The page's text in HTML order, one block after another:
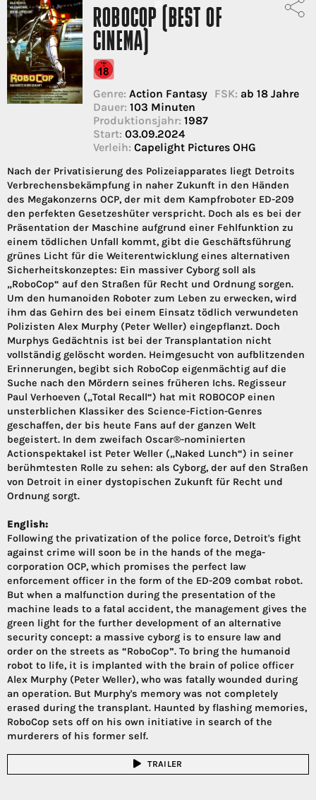
ROBOCOP (BEST OF
CINEMA)
Genre: Action Fantasy FSK: ab 18 Jahre
Dauer: 103 Minuten
Produktionsjahr: 1987
Start: 03.09.2024
Verleih: Capelight Pictures OHG
Nach der Privatisierung des Polizeiapparates liegt Detroits
Verbrechensbekämpfung in naher Zukunft in den Händen
des Megakonzerns OCP, der mit dem Kampfroboter ED-209
den perfekten Gesetzeshüter verspricht. Doch als es bei der
Präsentation der Maschine aufgrund einer Fehlfunktion zu
einem tödlichen Unfall kommt, gibt die Geschäftsführung
grünes Licht für die Weiterentwicklung eines alternativen
Sicherheitskonzeptes: Ein massiver Cyborg soll als
„RoboCop“ auf den Straßen für Recht und Ordnung sorgen.
Um den humanoiden Roboter zum Leben zu erwecken, wird
ihm das Gehirn des bei einem Einsatz tödlich verwundeten
Polizisten Alex Murphy (Peter Weller) eingepflanzt. Doch
Murphys Gedächtnis ist bei der Transplantation nicht
vollständig gelöscht worden. Heimgesucht von aufblitzenden
Erinnerungen, begibt sich RoboCop eigenmächtig auf die
Suche nach den Mördern seines früheren Ichs. Regisseur
Paul Verhoeven („Total Recall“) hat mit ROBOCOP einen
unsterblichen Klassiker des Science-Fiction-Genres
geschaffen, der bis heute Fans auf der ganzen Welt
begeistert. In dem zweifach Oscar®-nominierten
Actionspektakel ist Peter Weller („Naked Lunch“) in seiner
berühmtesten Rolle zu sehen: als Cyborg, der auf den Straßen
von Detroit in einer dystopischen Zukunft für Recht und
Ordnung sorgt.
English:
Following the privatization of the police force, Detroit's fight
against crime will soon be in the hands of the mega-
corporation OCP, which promises the perfect law
enforcement officer in the form of the ED-209 combat robot.
But when a malfunction during the presentation of the
machine leads to a fatal accident, the management gives the
green light for the further development of an alternative
security concept: a massive cyborg is to ensure law and
order on the streets as “RoboCop”. To bring the humanoid
robot to life, it is implanted with the brain of police officer
Alex Murphy (Peter Weller), who was fatally wounded during
an operation. But Murphy's memory was not completely
erased during the transplant. Haunted by flashing memories,
RoboCop sets off on his own initiative in search of the
murderers of his former self.
TRAILER